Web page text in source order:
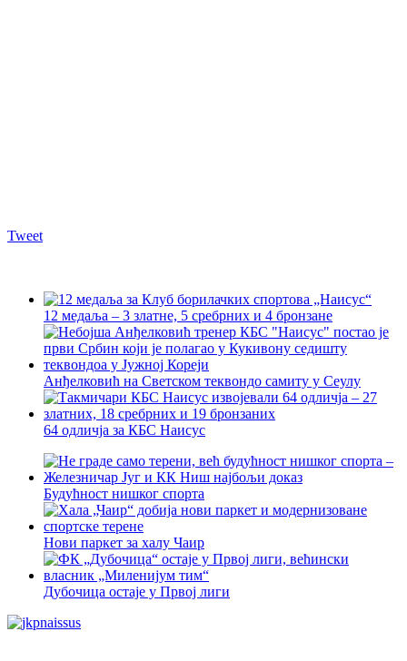
Tweet
12 медаља – 3 златне, 5 сребрних и 4 бронзане
Анђелковић на Светском теквондо самиту у Сеулу
64 одличја за КБС Наисус
Будућност нишког спорта
Нови паркет за халу Чаир
Дубочица остаје у Првој лиги